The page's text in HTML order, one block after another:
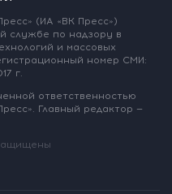
(ИА «ВК Пресс»)
службе по надзору в
и массовых
номер СМИ:
г.
ответственностью
Главный редактор —